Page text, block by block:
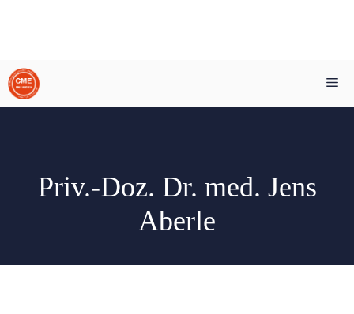
Zum
Inhalt
springen
Priv.-Doz. Dr. med. Jens
Aberle